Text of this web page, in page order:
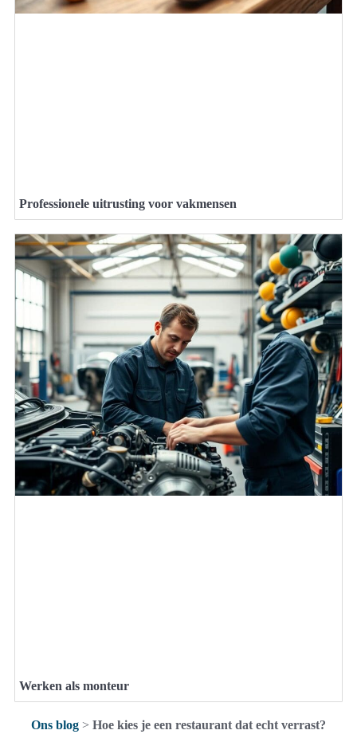
Professionele uitrusting voor vakmensen
Werken als monteur
Ons blog > Hoe kies je een restaurant dat echt verrast?